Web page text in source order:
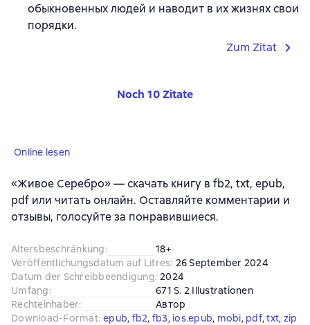
обыкновенных людей и наводит в их жизнях свои
порядки.
Zum Zitat
Noch 10 Zitate
Online lesen
«Живое Серебро» — скачать книгу в fb2, txt, epub,
pdf или читать онлайн. Оставляйте комментарии и
отзывы, голосуйте за понравившиеся.
Altersbeschränkung:
18+
Veröffentlichungsdatum auf Litres: 26 September 2024
Datum der Schreibbeendigung: 2024
Umfang:
671 S. 2 Illustrationen
Rechteinhaber:
Автор
Download-Format: epub, fb2, fb3, ios.epub, mobi, pdf, txt, zip